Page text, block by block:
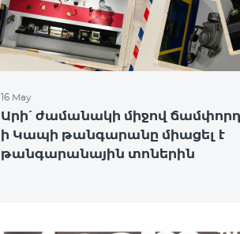
16 May
Արի՛ ժամանակի միջով
ի Կապի թանգարանը միացել է
թանգարանային տոներին